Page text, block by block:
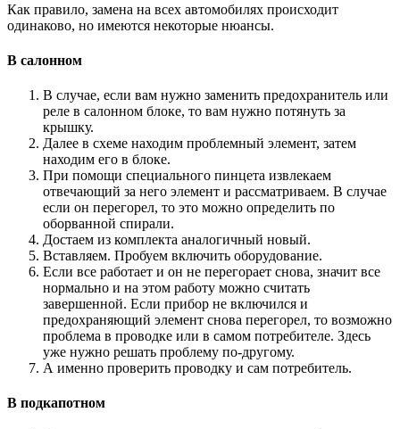
Как правило, замена на всех автомобилях происходит
одинаково, но имеются некоторые нюансы.
В салонном
В случае, если вам нужно заменить предохранитель или
реле в салонном блоке, то вам нужно потянуть за
крышку.
Далее в схеме находим проблемный элемент, затем
находим его в блоке.
При помощи специального пинцета извлекаем
отвечающий за него элемент и рассматриваем. В случае
если он перегорел, то это можно определить по
оборванной спирали.
Достаем из комплекта аналогичный новый.
Вставляем. Пробуем включить оборудование.
Если все работает и он не перегорает снова, значит все
нормально и на этом работу можно считать
завершенной. Если прибор не включился и
предохраняющий элемент снова перегорел, то возможно
проблема в проводке или в самом потребителе. Здесь
уже нужно решать проблему по-другому.
А именно проверить проводку и сам потребитель.
В подкапотном